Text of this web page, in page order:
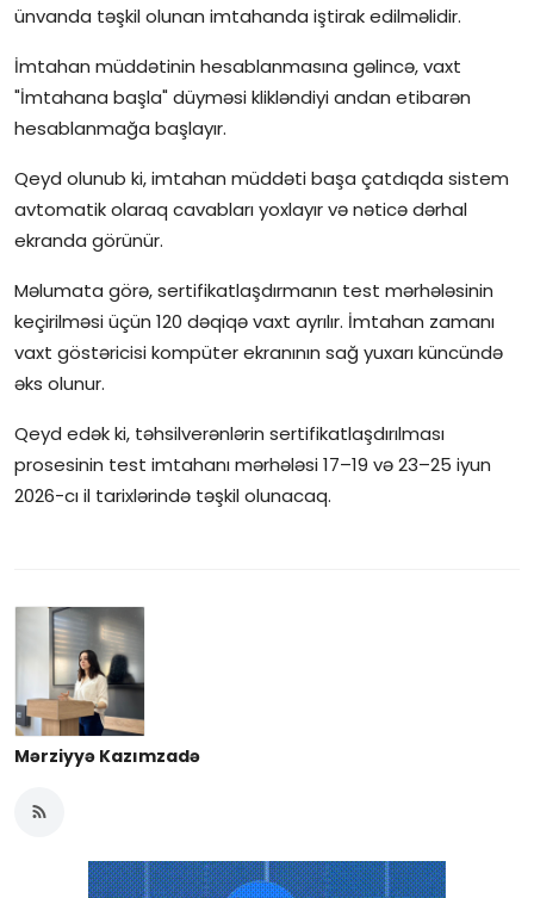
Dünya
ünvanda təşkil olunan imtahanda iştirak edilməlidir.
İmtahan müddətinin hesablanmasına gəlincə, vaxt
"İmtahana başla" düyməsi klikləndiyi andan etibarən
hesablanmağa başlayır.
Qeyd olunub ki, imtahan müddəti başa çatdıqda sistem
avtomatik olaraq cavabları yoxlayır və nəticə dərhal
ekranda görünür.
Məlumata görə, sertifikatlaşdırmanın test mərhələsinin
keçirilməsi üçün 120 dəqiqə vaxt ayrılır. İmtahan zamanı
vaxt göstəricisi kompüter ekranının sağ yuxarı küncündə
əks olunur.
Qeyd edək ki, təhsilverənlərin sertifikatlaşdırılması
prosesinin test imtahanı mərhələsi 17–19 və 23–25 iyun
2026-cı il tarixlərində təşkil olunacaq.
Mərziyyə Kazımzadə